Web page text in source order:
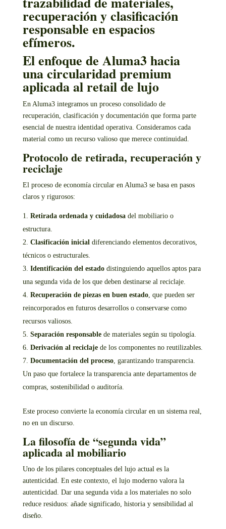
El enfoque de Aluma3 hacia
una circularidad premium
aplicada al retail de lujo
En Aluma3 integramos un proceso consolidado de
recuperación, clasificación y documentación que forma parte
esencial de nuestra identidad operativa. Consideramos cada
material como un recurso valioso que merece continuidad.
Protocolo de retirada, recuperación y
reciclaje
El proceso de economía circular en Aluma3 se basa en pasos
claros y rigurosos:
Retirada ordenada y cuidadosadel mobiliario o
estructura.
Clasificación inicialdiferenciando elementos decorativos,
técnicos o estructurales.
Identificación del estadodistinguiendo aquellos aptos para
una segunda vida de los que deben destinarse al reciclaje.
Recuperación de piezas en buen estado, que pueden ser
reincorporados en futuros desarrollos o conservarse como
recursos valiosos.
Separación responsablede materiales según su tipología.
Derivación al reciclajede los componentes no reutilizables.
Documentación del proceso, garantizando transparencia.
Un paso que fortalece la transparencia ante departamentos de
compras, sostenibilidad o auditoría.
Este proceso convierte la economía circular en un sistema real,
no en un discurso.
La filosofía de “segunda vida”
aplicada al mobiliario
Uno de los pilares conceptuales del lujo actual es la
autenticidad. En este contexto, el lujo moderno valora la
autenticidad. Dar una segunda vida a los materiales no solo
reduce residuos: añade significado, historia y sensibilidad al
diseño.